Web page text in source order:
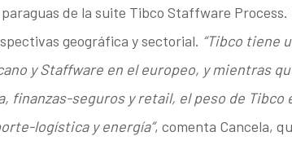
paraguas de la suite Tibco Staffware
geográfica y sectorial. “Tibco tiene
y Staffware en el europeo, y mientras
finanzas-seguros y retail, el peso de
logística y energía”, comenta Cancela,